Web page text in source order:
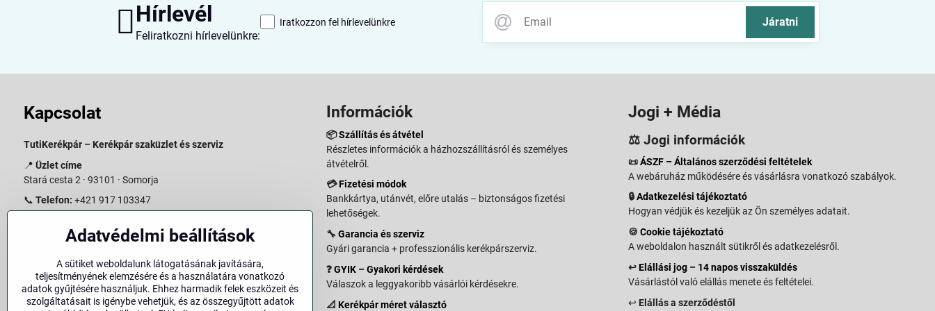
Hírlevél
Feliratkozni hírlevelünkre:
Járatni
Iratkozzon fel hírlevelünkre
Kapcsolat
TutiKerékpár – Kerékpár szaküzlet és szerviz
📍 Üzlet címe
Stará cesta 2 · 93101 · Somorja
📞 Telefon: +421 917 103347
Nyitvatartás:
Hétfő–Péntek: 09:00–15:00
Szombat: 09:00–11:00
Vasárnap: Zárva
Információk
📦Szállítás és átvétel
Részletes információk a házhozszállításról és személyes
átvételről.
💳Fizetési módok
Bankkártya, utánvét, előre utalás – biztonságos fizetési
lehetőségek.
🔧 Garancia és szerviz
Gyári garancia + professzionális kerékpárszerviz.
❓GYIK – Gyakori kérdések
Válaszok a leggyakoribb vásárlói kérdésekre.
📐 Kerékpár méret választó
Jogi + Média
⚖️ Jogi információk
📜ÁSZF – Általános szerződési feltételek
A webáruház működésére és vásárlásra vonatkozó szabályok.
🔒Adatkezelési tájékoztató
Hogyan védjük és kezeljük az Ön személyes adatait.
🍪Cookie tájékoztató
A weboldalon használt sütikről és adatkezelésről.
↩️Elállási jog – 14 napos visszaküldés
Vásárlástól való elállás menete és feltételei.
↩️ Elállás a szerződéstől
Adatvédelmi beállítások
A sütiket weboldalunk látogatásának javítására,
teljesítményének elemzésére és a használatára vonatkozó
adatok gyűjtésére használjuk. Ehhez harmadik felek eszközeit és
szolgáltatásait is igénybe vehetjük, és az összegyűjtött adatok